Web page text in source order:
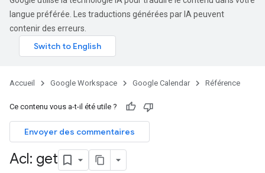
langue préférée. Les traductions générées par IA peuvent
contenir des erreurs.
Accueil Google Workspace Google Calendar Référence
Ce contenu vous a-t-il été utile ?
Envoyer des commentaires
Acl: get